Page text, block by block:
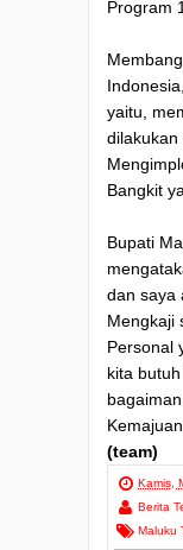
Program
yaitu,
dilakukan
Bangkit
Bupati
dan saya
Mengkaji
Personal
kita
(team)
Kamis,
Berita
Maluku